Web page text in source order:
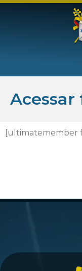
[ultimatemember